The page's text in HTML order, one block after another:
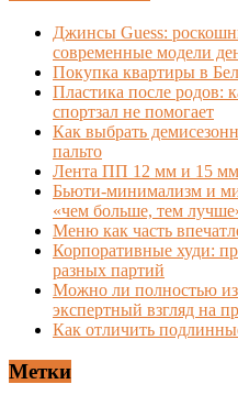
Джинсы Guess:
современные модели
Покупка квартиры в
Пластика после родов:
спортзал не помогает
Как выбрать
пальто
Лента ПП 12 мм и 15
Бьюти-минимализм и
«чем больше, тем
Меню как часть
Корпоративные худи:
разных партий
Можно ли полностью
экспертный взгляд на
Как отличить
Метки